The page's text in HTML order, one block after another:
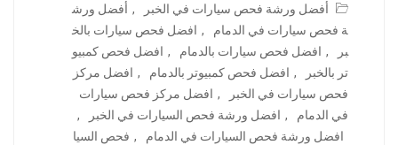
أفضل ورشة فحص سيارات في الخبر
, أفضل ورش
ة فحص سيارات في الدمام
, افضل فحص سيارات بالخ
بر
, افضل فحص سيارات بالدمام , افضل فحص كمبيو
تر بالخبر
, افضل فحص كمبيوتر بالدمام , افضل مركز
فحص سيارات في الخبر
, افضل مركز فحص سيارات
في الدمام
, افضل ورشة فحص السيارات في الخبر
,
افضل ورشة فحص السيارات في الدمام
, فحص السيا